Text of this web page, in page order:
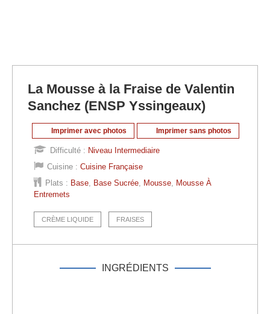
La Mousse à la Fraise de Valentin
Sanchez (ENSP Yssingeaux)
Imprimer avec photos Imprimer sans photos
Difficulté : Niveau Intermediaire
Cuisine : Cuisine Française
Plats : Base, Base Sucrée, Mousse, Mousse À
Entremets
CRÈME LIQUIDE FRAISES
INGRÉDIENTS